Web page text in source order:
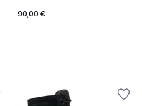
90,00 €